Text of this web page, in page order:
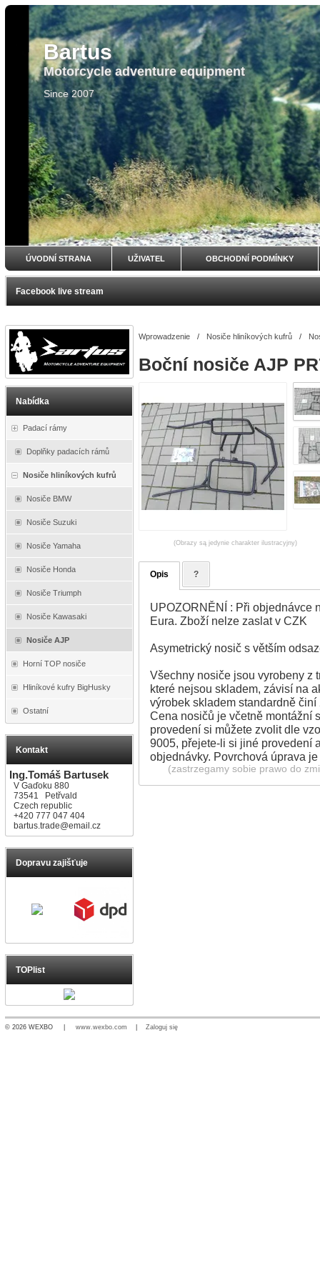
Bartus
Motorcycle adventure equipment
Since 2007
ÚVODNÍ STRANA UŽIVATEL OBCHODNÍ PODMÍNKY
Facebook live stream
Nabídka
Padací rámy
Doplňky padacích rámů
Nosiče hliníkových kufrů
Nosiče BMW
Nosiče Suzuki
Nosiče Yamaha
Nosiče Honda
Nosiče Triumph
Nosiče Kawasaki
Nosiče AJP
Horní TOP nosiče
Hliníkové kufry BigHusky
Ostatní
Kontakt
Ing.Tomáš Bartusek
V Gaďoku 880
73541 Petřvald
Czech republic
+420 777 047 404
bartus.trade@email.cz
Dopravu zajišťuje
TOPlist
Wprowadzenie / Nosiče hliníkových kufrů /
Boční nosiče AJP
(Obrazy są jedynie charakter ilustracyjny)
Opis ?
UPOZORNĚNÍ : Při objednávce
Eura. Zboží nelze zaslat v CZK
Asymetrický nosič s větším
Všechny nosiče jsou vyrobeny z
které nejsou skladem, závisí na
výrobek skladem standardně
Cena nosičů je včetně montážní
provedení si můžete zvolit dle
9005, přejete-li si jiné provedení
objednávky. Povrchová úprava
(zastrzegamy sobie prawo do
© 2026 WEXBO | www.wexbo.com Zaloguj się